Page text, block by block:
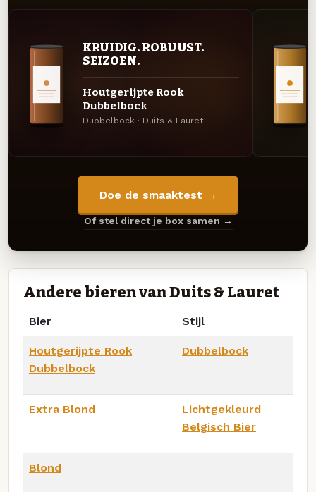
KRUIDIG. ROBUUST.
SEIZOEN.
Houtgerijpte Rook
Dubbelbock
Dubbelbock · Duits & Lauret
Doe de smaaktest →
Of stel direct je box samen →
Andere bieren van Duits & Lauret
Bier Stijl
Houtgerijpte Rook
Dubbelbock
Dubbelbock
Extra Blond
Lichtgekleurd
Belgisch Bier
Blond